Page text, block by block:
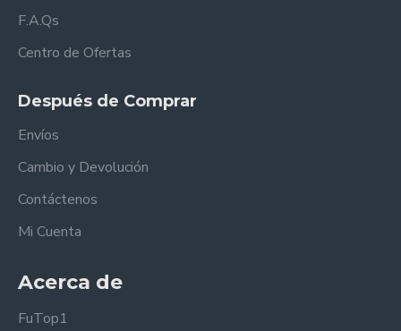
F.A.Qs
Centro de Ofertas
Después de Comprar
Envíos
Cambio y Devolución
Contáctenos
Mi Cuenta
Acerca de
FuTop1